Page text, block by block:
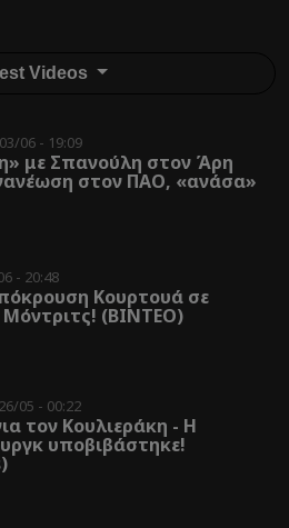
Videos
06 - 19:09
με Σπανούλη στον Άρη
στον ΠΑΟ, «ανάσα»
- 20:48
Κουρτουά σε
(ΒΙΝΤΕΟ)
05 - 00:22
τον Κουλιεράκη - Η
υποβιβάστηκε!